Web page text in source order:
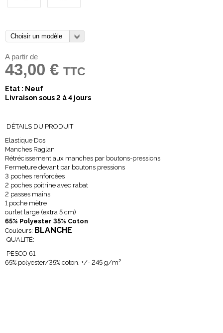
A partir de
43,00 € TTC
Etat : Neuf
Livraison sous 2 à 4 jours
DÉTAILS DU PRODUIT
Elastique Dos
Manches Raglan
Rétrécissement aux manches par boutons-pressions
Fermeture devant par boutons pressions
3 poches renforcées
2 poches poitrine avec rabat
2 passes mains
1 poche mètre
ourlet large (extra 5 cm)
65% Polyester 35% Coton
Couleurs: BLANCHE
QUALITÉ:
PESCO 61
65% polyester/35% coton, +/- 245 g/m²